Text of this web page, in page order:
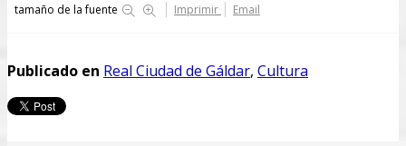
tamaño de la fuente Imprimir Email
Publicado en Real Ciudad de Gáldar, Cultura